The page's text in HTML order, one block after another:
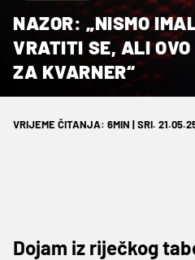
NAZOR: „NISMO
VRATITI SE, ALI
ZA KVARNER“
VRIJEME ČITANJA: 6MIN | SRI.
Dojam iz riječkog